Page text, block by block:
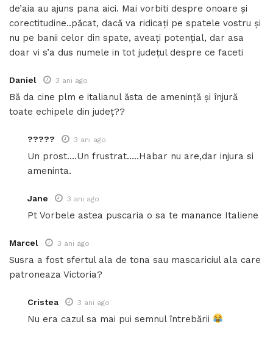
de’aia au ajuns pana aici. Mai vorbiti despre onoare și
corectitudine..păcat, dacă va ridicați pe spatele vostru și
nu pe banii celor din spate, aveați potențial, dar asa
doar vi s’a dus numele in tot județul despre ce faceti
Daniel 3 ani ago
Bă da cine plm e italianul ăsta de amenință și înjură
toate echipele din județ??
????? 3 ani ago
Un prost….Un frustrat…..Habar nu are,dar injura si
ameninta.
Jane 3 ani ago
Pt Vorbele astea puscaria o sa te manance Italiene
Marcel 3 ani ago
Susra a fost sfertul ala de tona sau mascariciul ala care
patroneaza Victoria?
Cristea 3 ani ago
Nu era cazul sa mai pui semnul întrebării